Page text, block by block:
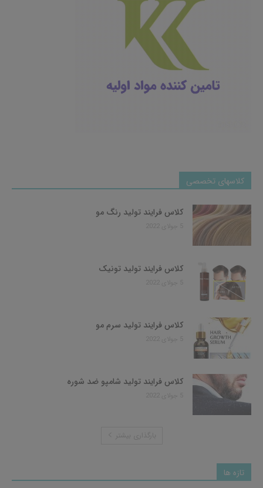
کلاسهای تخصصی
کلاس فرایند تولید رنگ مو
کلاس فرایند تولید تونیک
کلاس فرایند تولید سرم مو
کلاس فرایند تولید شامپو ضد شوره
تازه ها